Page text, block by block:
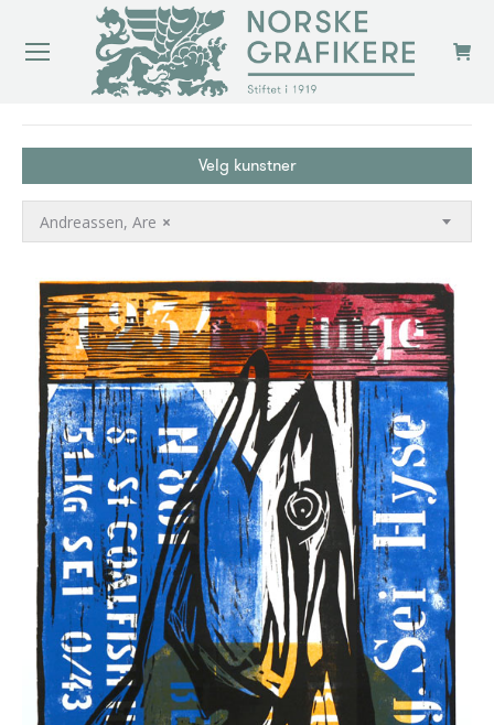
Velg kunstner
×
Andreassen, Are